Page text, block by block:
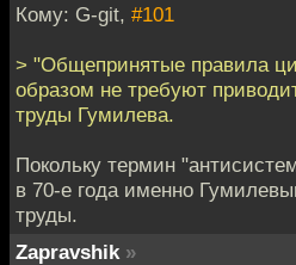
Кому: G-git, #101
> "Общепринятые правила
образом не требуют
труды Гумилева.
Покольку термин
в 70-е года именно
труды.
Zapravshik »